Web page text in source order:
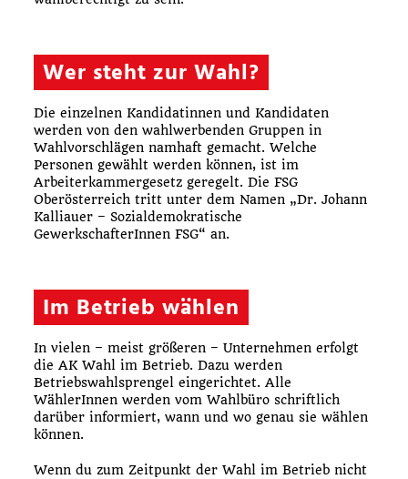
Wer steht zur Wahl?
Die einzelnen Kandidatinnen und Kandidaten
werden von den wahlwerbenden Gruppen in
Wahlvorschlägen namhaft gemacht. Welche
Personen gewählt werden können, ist im
Arbeiterkammergesetz geregelt. Die FSG
Oberösterreich tritt unter dem Namen „Dr. Johann
Kalliauer – Sozialdemokratische
GewerkschafterInnen FSG“ an.
Im Betrieb wählen
In vielen – meist größeren – Unternehmen erfolgt
die AK Wahl im Betrieb. Dazu werden
Betriebswahlsprengel eingerichtet. Alle
WählerInnen werden vom Wahlbüro schriftlich
darüber informiert, wann und wo genau sie wählen
können.
Wenn du zum Zeitpunkt der Wahl im Betrieb nicht